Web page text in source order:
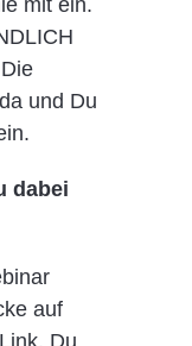
mit ein.
und Du
dabei
auf